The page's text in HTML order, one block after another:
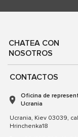
CHATEA CON
NOSOTROS
CONTACTOS
Oficina de
Ucrania
Ucrania, Kiev 03039,
Hrinchenka18